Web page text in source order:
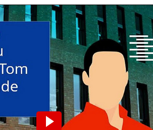
dass nach der
Anbieter übermittelt